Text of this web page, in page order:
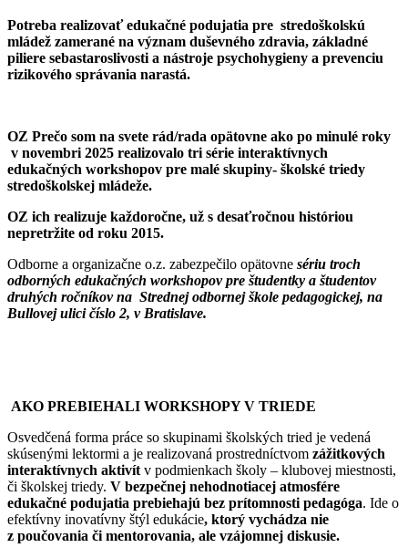
Potreba realizovať edukačné podujatia pre stredoškolskú
mládež zamerané na význam duševného zdravia, základné
piliere sebastaroslivosti a nástroje psychohygieny a prevenciu
rizikového správania narastá.
OZ Prečo som na svete rád/rada opätovne ako po minulé roky
v novembri 2025 realizovalo tri série interaktívnych
edukačných workshopov pre malé skupiny- školské triedy
stredoškolskej mládeže.
OZ ich realizuje každoročne, už s desaťročnou históriou
nepretržite od roku 2015.
Odborne a organizačne o.z. zabezpečilo opätovne sériu troch
odborných edukačných workshopov pre študentky a študentov
druhých ročníkov na Strednej odbornej škole pedagogickej, na
Bullovej ulici číslo 2, v Bratislave.
AKO PREBIEHALI WORKSHOPY V TRIEDE
Osvedčená forma práce so skupinami školských tried je vedená
skúsenými lektormi a je realizovaná prostredníctvom zážitkových
interaktívnych aktivít v podmienkach školy – klubovej miestnosti,
či školskej triedy. V bezpečnej nehodnotiacej atmosfére
edukačné podujatia prebiehajú bez prítomnosti pedagóga. Ide o
efektívny inovatívny štýl edukácie, ktorý vychádza nie
z poučovania či mentorovania, ale vzájomnej diskusie.